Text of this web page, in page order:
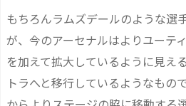
もちろんラムズデールのような選
が、今のアーセナルはよりユーテ
を加えて拡大しているように見え
トラへと移行しているようなもの